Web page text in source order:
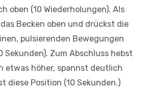
oben (10 Wiederholungen). Als
Becken oben und drückst die
pulsierenden Bewegungen
Sekunden). Zum Abschluss hebst
etwas höher, spannst deutlich
diese Position (10 Sekunden.)